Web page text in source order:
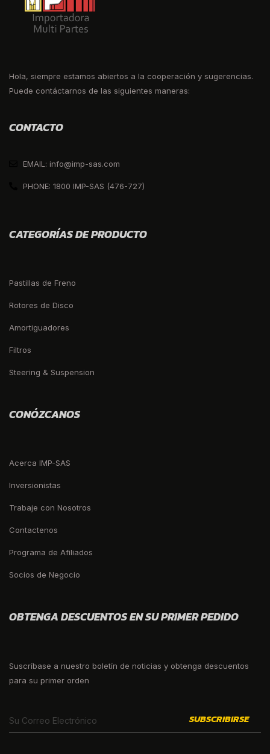
Hola, siempre estamos abiertos a la cooperación y sugerencias.
Puede contáctarnos de las siguientes maneras:
CONTACTO
EMAIL: info@imp-sas.com
PHONE: 1800 IMP-SAS (476-727)
CATEGORÍAS DE PRODUCTO
Pastillas de Freno
Rotores de Disco
Amortiguadores
Filtros
Steering & Suspension
CONÓZCANOS
Acerca IMP-SAS
Inversionistas
Trabaje con Nosotros
Contactenos
Programa de Afiliados
Socios de Negocio
OBTENGA DESCUENTOS EN SU PRIMER PEDIDO
Suscríbase a nuestro boletín de noticias y obtenga descuentos
para su primer orden